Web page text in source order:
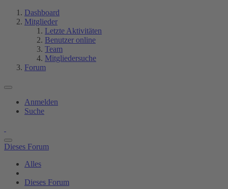
Dashboard
Mitglieder
Letzte Aktivitäten
Benutzer online
Team
Mitgliedersuche
Forum
Anmelden
Suche
Dieses Forum
Alles
Dieses Forum